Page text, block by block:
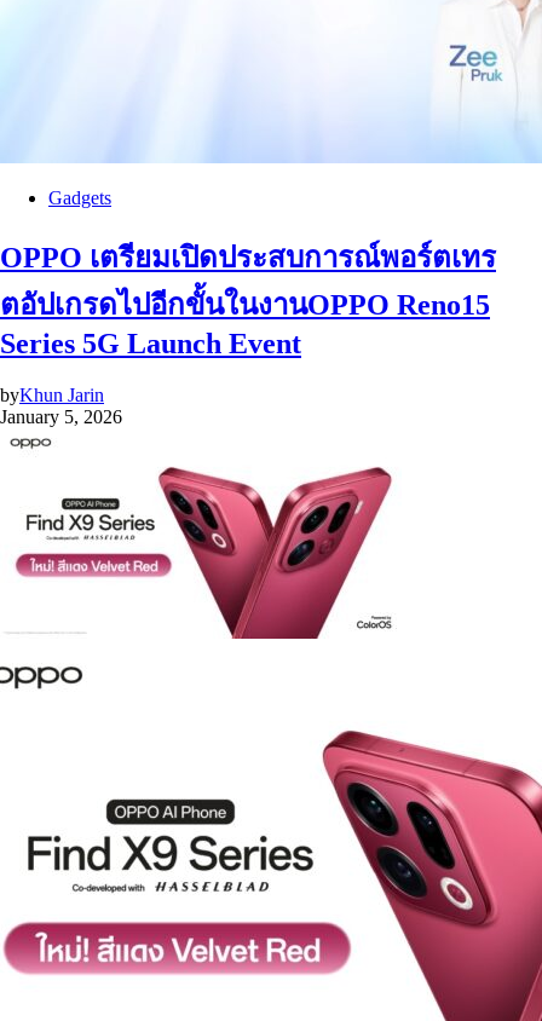
Gadgets
OPPO เตรียมเปิดประสบการณ์พอร์ตเทร
ตอัปเกรดไปอีกขั้นในงานOPPO Reno15
Series 5G Launch Event
byKhun Jarin
January 5, 2026